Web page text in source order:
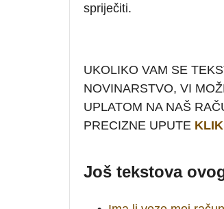
spriječiti.
UKOLIKO VAM SE
NOVINARSTVO, VI
UPLATOM NA NAŠ
PRECIZNE UPUTE
Još tekstova